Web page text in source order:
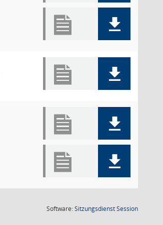
Software:SitzungsdienstSession(Wird in